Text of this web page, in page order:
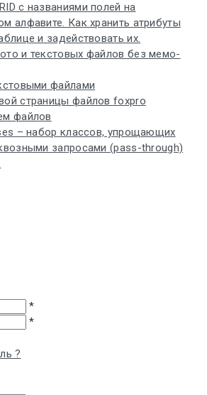
с названиями полей на
алфавите. Как хранить атрибуты
и задействовать их.
и текстовых файлов без мемо-
файлами
страницы файлов foxpro
файлов
– набор классов, упрощающих
запросами (pass-through)
*
*
?